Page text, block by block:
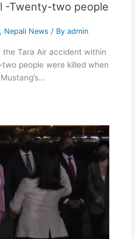
-Twenty-two people
, Nepali News / By admin
Tara Air accident within
people were killed when